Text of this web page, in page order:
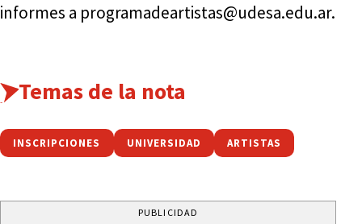
informes a programadeartistas@udesa.edu.ar.
Temas de la nota
INSCRIPCIONES UNIVERSIDAD ARTISTAS
PUBLICIDAD